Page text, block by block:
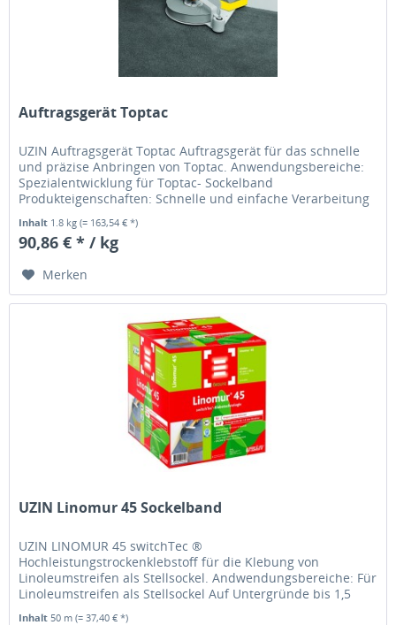
Auftragsgerät Toptac
UZIN Auftragsgerät Toptac Auftragsgerät für das schnelle
und präzise Anbringen von Toptac. Anwendungsbereiche:
Spezialentwicklung für Toptac- Sockelband
Produkteigenschaften: Schnelle und einfache Verarbeitung
von Toptac Sockelband...
Inhalt 1.8 kg(= 163,54 € *)
90,86 € * / kg
Merken
UZIN Linomur 45 Sockelband
UZIN LINOMUR 45 switchTec ®
Hochleistungstrockenklebstoff für die Klebung von
Linoleumstreifen als Stellsockel. Andwendungsbereiche: Für
Linoleumstreifen als Stellsockel Auf Untergründe bis 1,5
mm Struktur Hauptanwendungsbereich:...
Inhalt 50 m(= 37,40 € *)